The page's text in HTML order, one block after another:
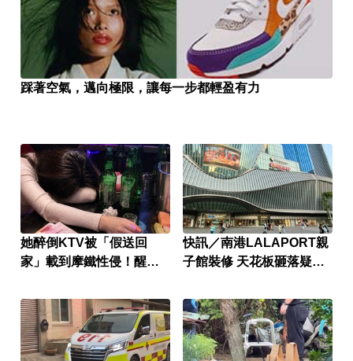
踩著空氣，邁向極限，讓每一步都輕盈有力
她醉倒KTV被「假送回
家」載到摩鐵性侵！醒來
快訊／南港LALAPORT親
子館裝修 天花板砸落疑釀